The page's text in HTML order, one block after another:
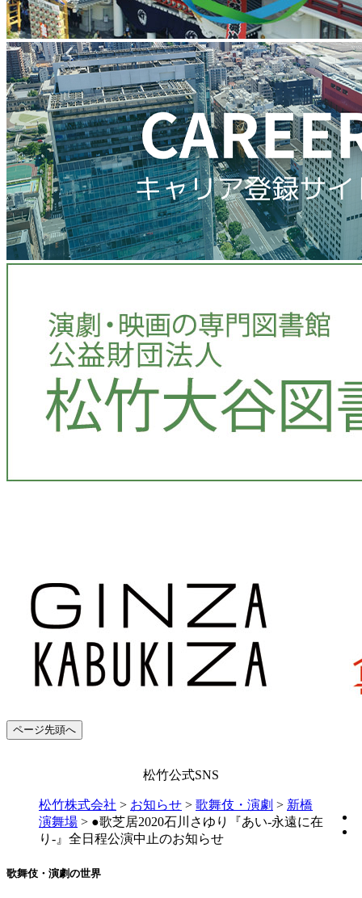
ページ先頭へ
松竹公式SNS
松竹株式会社 > お知らせ > 歌舞伎・演劇 > 新橋
演舞場 > ●歌芝居2020石川さゆり『あい-永遠に在
り-』全日程公演中止のお知らせ
歌舞伎・演劇の世界